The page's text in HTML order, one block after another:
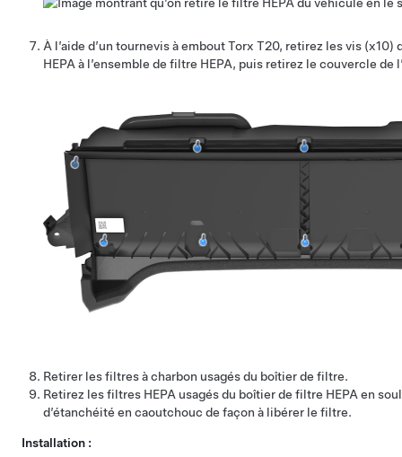
À l’aide d’un tournevis à embout Torx T20, retirez les vis
HEPA à l’ensemble de filtre HEPA, puis retirez le couvercle de
Retirer les filtres à charbon usagés du boîtier de filtre.
Retirez les filtres HEPA usagés du boîtier de filtre HEPA en
d’étanchéité en caoutchouc de façon à libérer le filtre.
Installation :